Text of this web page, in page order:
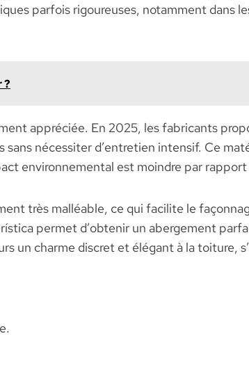
parfois rigoureuses, notamment dans
?
appréciée. En 2025, les fabricants
nécessiter d’entretien intensif. Ce
environnemental est moindre par rapport
très malléable, ce qui facilite le
permet d’obtenir un abergement
un charme discret et élégant à la toiture,